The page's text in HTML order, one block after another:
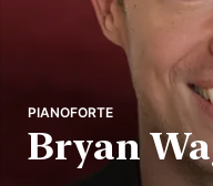
PIANOFORTE
Bryan